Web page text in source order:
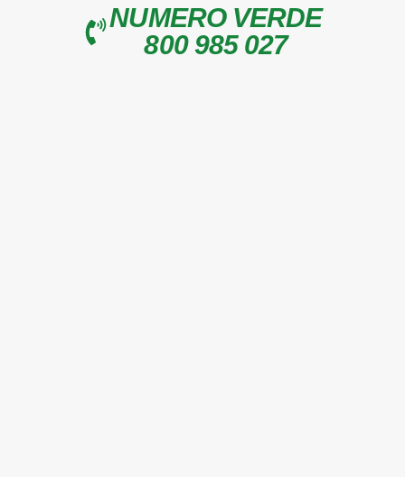
NUMERO VERDE
800 985 027